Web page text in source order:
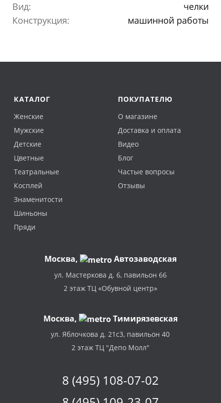
Вид:
челки
Конструкция:
машинной работы
КАТАЛОГ
Женские
Мужские
Детские
Цветные
Театральные
Косплей
Знаменитости
Шиньоны
Пряди
ПОКУПАТЕЛЮ
О магазине
Доставка и оплата
Видео
Блог
Частые вопросы
Отзывы
Москва, Автозаводская
ул. Мастеркова д. 6, павильон 66
2 этаж ТЦ «Обувной центр»
Москва, Тимирязевская
ул. Яблочкова д. 21с3, павильон 40
2 этаж ТЦ "Депо Молл"
8 (495) 108-07-02